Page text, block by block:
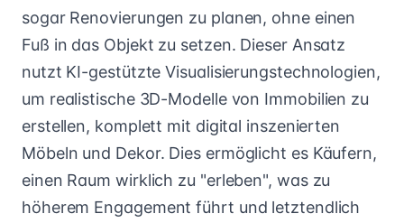
sogar Renovierungen zu planen, ohne einen
Fuß in das Objekt zu setzen. Dieser Ansatz
nutzt KI-gestützte Visualisierungstechnologien,
um realistische 3D-Modelle von Immobilien zu
erstellen, komplett mit digital inszenierten
Möbeln und Dekor. Dies ermöglicht es Käufern,
einen Raum wirklich zu "erleben", was zu
höherem Engagement führt und letztendlich